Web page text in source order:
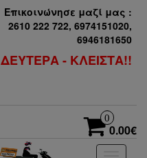
Επικοινώνησε μαζί μας :
2610 222 722, 6974151020,
6946181650
ΔΕΥΤΕΡΑ - ΚΛΕΙΣΤΑ!!
0
0.00€